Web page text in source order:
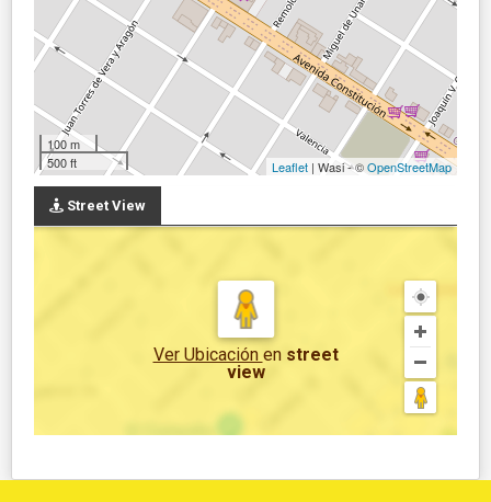
100 m
500 ft
Leaflet | Wasi - ©OpenStreetMap
Street View
Ver Ubicación en street
view